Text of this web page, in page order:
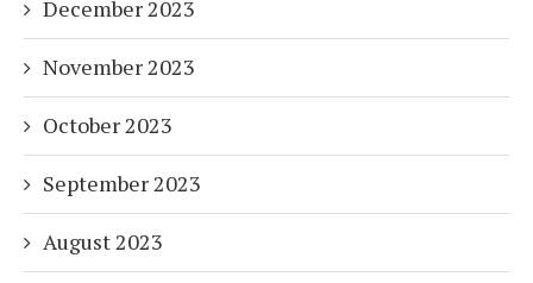
December 2023
November 2023
October 2023
September 2023
August 2023